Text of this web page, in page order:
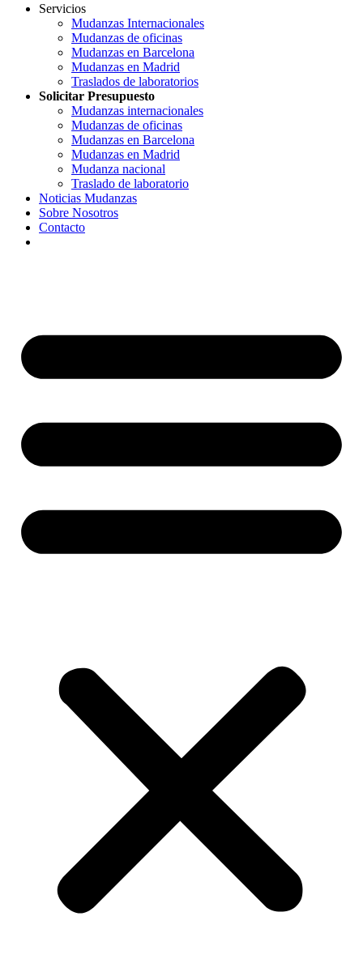
Servicios
Mudanzas Internacionales
Mudanzas de oficinas
Mudanzas en Barcelona
Mudanzas en Madrid
Traslados de laboratorios
Solicitar Presupuesto
Mudanzas internacionales
Mudanzas de oficinas
Mudanzas en Barcelona
Mudanzas en Madrid
Mudanza nacional
Traslado de laboratorio
Noticias Mudanzas
Sobre Nosotros
Contacto